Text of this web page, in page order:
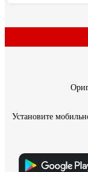
Рус Й.
отличное
гайки сами
Установите